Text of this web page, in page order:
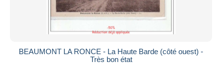
BEAUMONT LA RONCE - La Haute Barde (côté ouest) -
Très bon état